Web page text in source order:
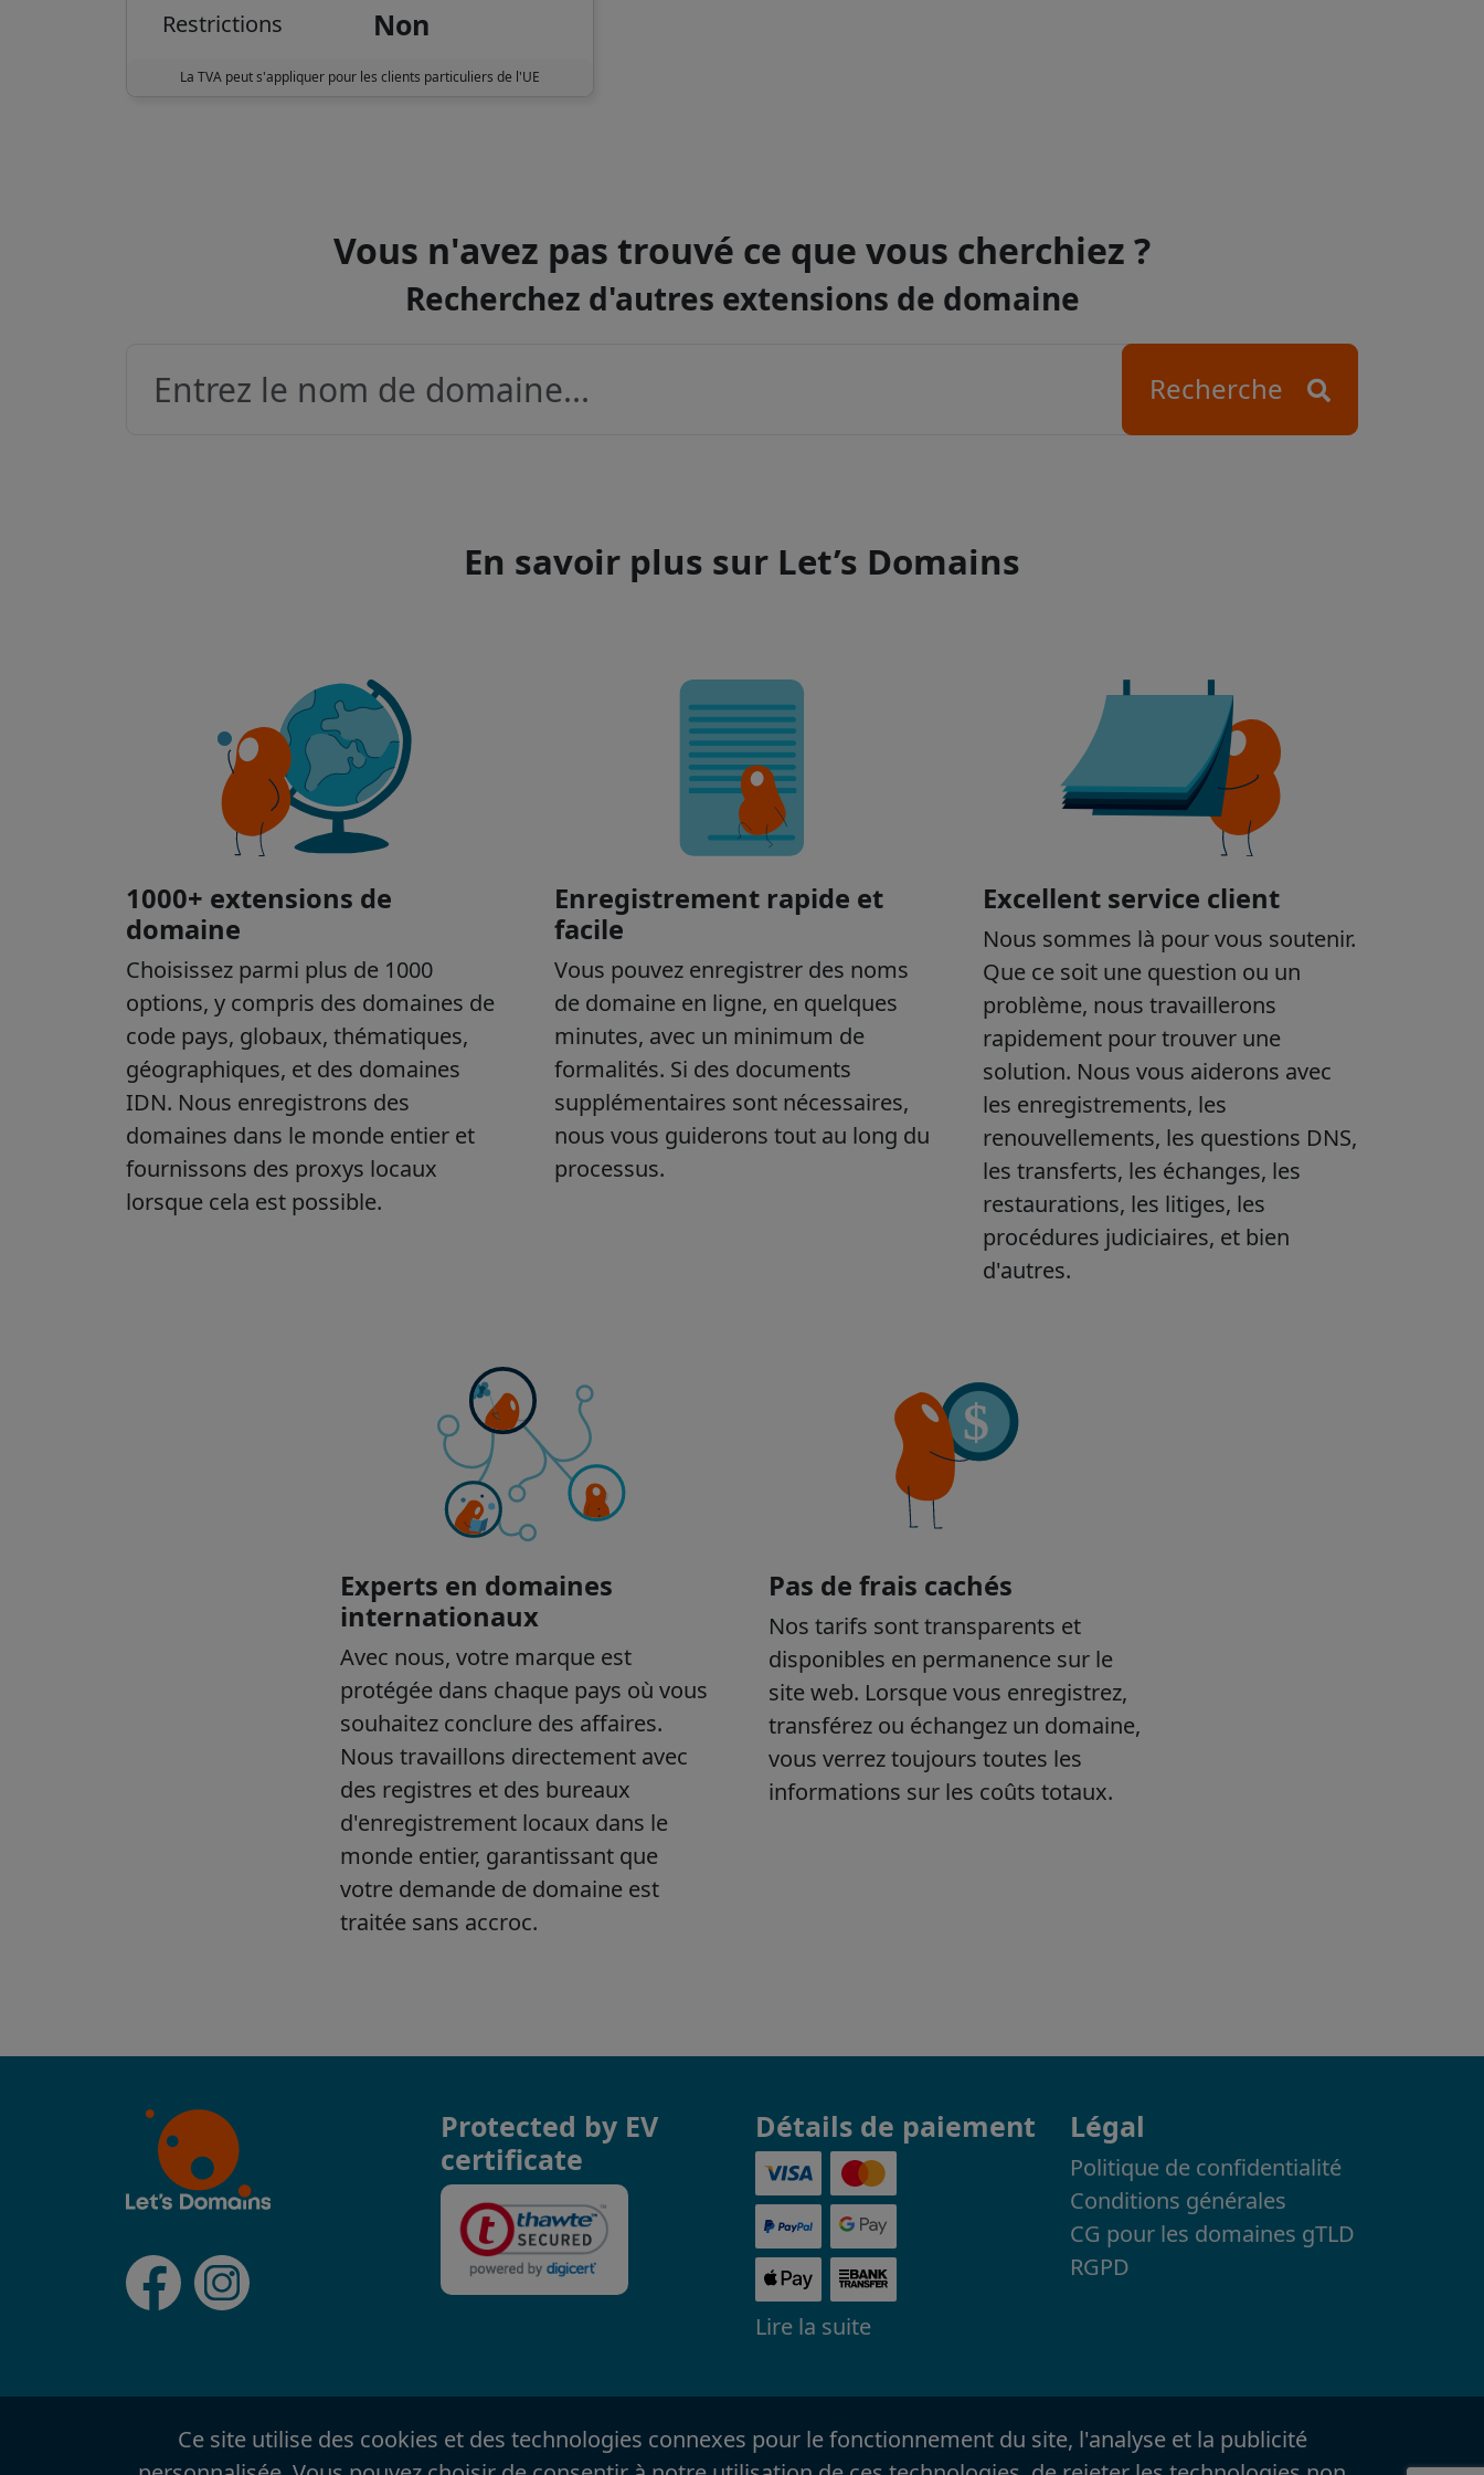
Restrictions Non
La TVA peut s'appliquer pour les clients particuliers de l'UE
Vous n'avez pas trouvé ce que vous cherchiez ?
Recherchez d'autres extensions de domaine
Recherche
Protected by EV
certificate
Détails de paiement
Lire la suite
Légal
Politique de confidentialité
Conditions générales
CG pour les domaines gTLD
RGPD
Ce site utilise des cookies et des technologies connexes pour le fonctionnement du site, l'analyse et la publicité